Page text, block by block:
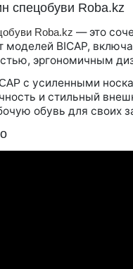
спецобуви Roba.kz
Roba.kz — это
BICAP,
эргономичным
с усиленными
и стильный
обувь для своих